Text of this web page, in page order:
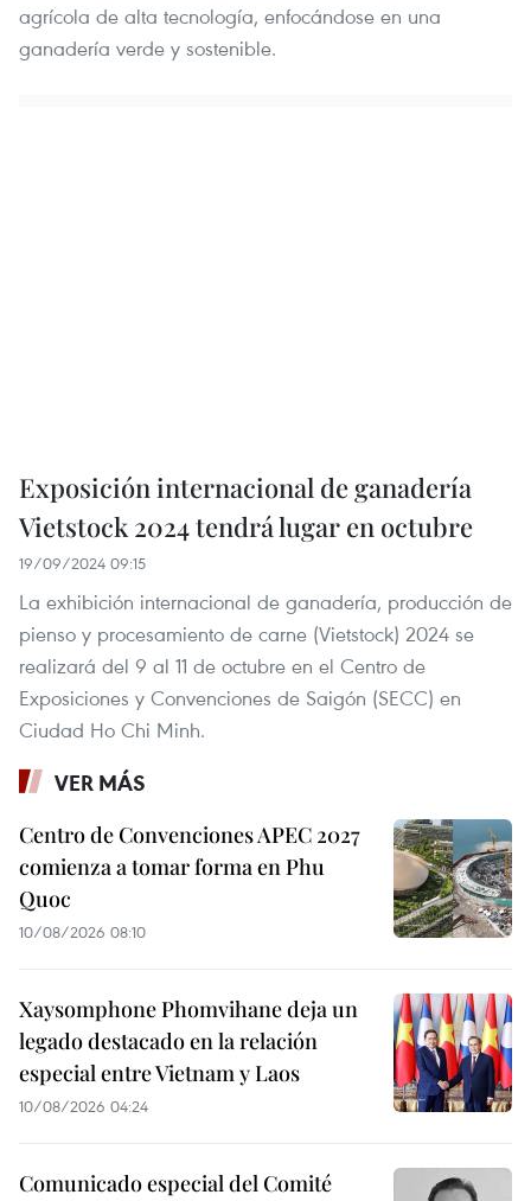
agrícola de alta tecnología, enfocándose en una
ganadería verde y sostenible.
Exposición internacional de ganadería
Vietstock 2024 tendrá lugar en octubre
19/09/2024 09:15
La exhibición internacional de ganadería, producción de
pienso y procesamiento de carne (Vietstock) 2024 se
realizará del 9 al 11 de octubre en el Centro de
Exposiciones y Convenciones de Saigón (SECC) en
Ciudad Ho Chi Minh.
VER MÁS
Centro de Convenciones APEC 2027
comienza a tomar forma en Phu
Quoc
10/08/2026 08:10
Xaysomphone Phomvihane deja un
legado destacado en la relación
especial entre Vietnam y Laos
10/08/2026 04:24
Comunicado especial del Comité